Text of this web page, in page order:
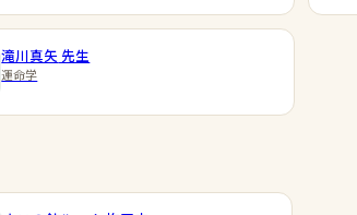
滝川真矢 先生
運命学